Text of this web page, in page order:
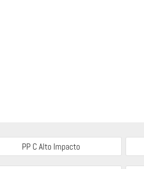
PP C Alto Impacto